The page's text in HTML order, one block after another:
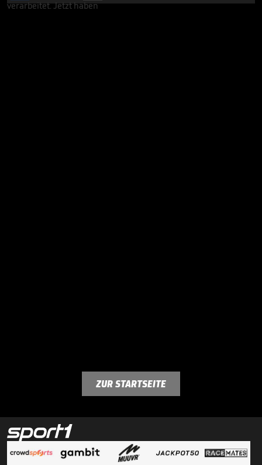
ZUR STARTSEITE